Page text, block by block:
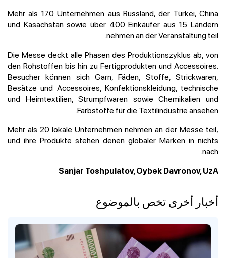
Mehr als 170 Unternehmen aus Russland, der Türkei, China
und Kasachstan sowie über 400 Einkäufer aus 15 Ländern
nehmen an der Veranstaltung teil.
Die Messe deckt alle Phasen des Produktionszyklus ab, von
den Rohstoffen bis hin zu Fertigprodukten und Accessoires.
Besucher können sich Garn, Fäden, Stoffe, Strickwaren,
Besätze und Accessoires, Konfektionskleidung, technische
und Heimtextilien, Strumpfwaren sowie Chemikalien und
Farbstoffe für die Textilindustrie ansehen.
Mehr als 20 lokale Unternehmen nehmen an der Messe teil,
und ihre Produkte stehen denen globaler Marken in nichts
nach.
Sanjar Toshpulatov, Oybek Davronov, UzA
أخبار أخرى تخص بالموضوع